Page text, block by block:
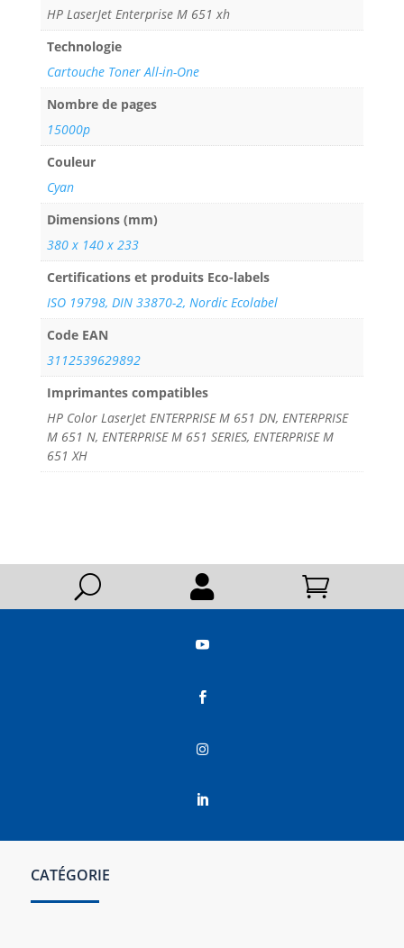
HP LaserJet Enterprise M 651 xh
Technologie
Cartouche Toner All-in-One
Nombre de pages
15000p
Couleur
Cyan
Dimensions (mm)
380 x 140 x 233
Certifications et produits Eco-labels
ISO 19798, DIN 33870-2, Nordic Ecolabel
Code EAN
3112539629892
Imprimantes compatibles
HP Color LaserJet ENTERPRISE M 651 DN, ENTERPRISE
M 651 N, ENTERPRISE M 651 SERIES, ENTERPRISE M
651 XH
U  




CATÉGORIE